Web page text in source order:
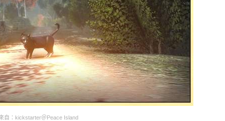
自：kickstarter＠Peace Island